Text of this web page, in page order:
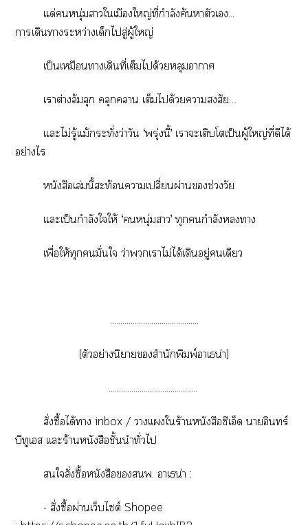
แด่หนุ่มาใเมืองใหญ่ที่กำลังค้นาตัวเ...
าเดินาระหว่างเด็กไสู่ผู้ใหญ่
เป็นเหมือนาเดินที่เต็มได้วยหลุมาา
เาต่างล้มลุก คลุกา เต็มได้วยาสงสัย…
แะไม่รู้แม้กระทั่งว่าวัน ‘พรุ่งนี้’ เาะเติบโตเป็นผู้ใหญ่ที่ดีได้
อย่างไร
หนังสือเล่มนี้สะท้อนาเปลี่ยนผ่านช่วงวัย
แะเป็นกำลังใให้ ‘หนุ่มา’ ทุกกำลังา
เพื่อให้ทุกมั่นใจ ว่าเาไม่ได้เดินอยู่เดียว
...........................................
[ตัวอย่างนิยายสำนักพิมพ์าเธน่า]
...........................................
สั่งซื้อได้า inbox / าเเใร้านหนังสือซีเอ็ด าอินทร์
บีทูเส เเะร้านหนังสือชั้นนำทั่วไ
ใสั่งซื้อหนังสือพ. าเธน่า :
- สั่งซื้อผ่านเว็บไซต์ Shopee